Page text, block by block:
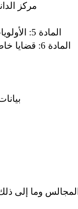
مركز
المادة 5: الأولويات. القولبة النمطية لأدوار الجنسين ومشاركتهما
المادة 6: قضايا خاصة. البغاء والاتجار بالبشر ومدونة قواعد السلوك
والمجالس وما